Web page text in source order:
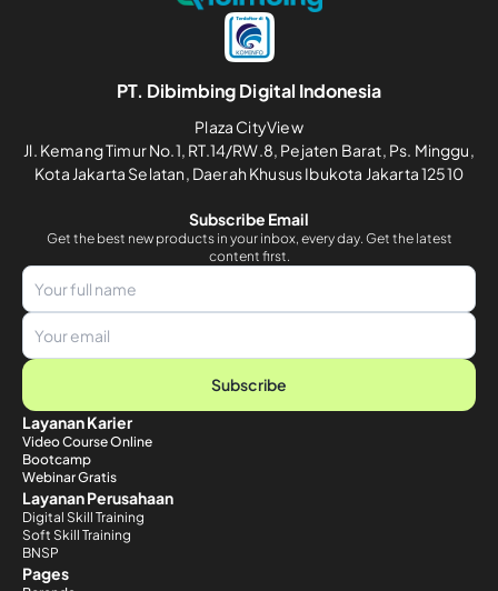
PT. Dibimbing Digital Indonesia
Plaza CityView
Jl. Kemang Timur No.1, RT.14/RW.8, Pejaten Barat, Ps. Minggu,
Kota Jakarta Selatan, Daerah Khusus Ibukota Jakarta 12510
Subscribe Email
Get the best new products in your inbox, every day. Get the latest
content first.
Subscribe
Layanan Karier
Video Course Online
Bootcamp
Webinar Gratis
Layanan Perusahaan
Digital Skill Training
Soft Skill Training
BNSP
Pages